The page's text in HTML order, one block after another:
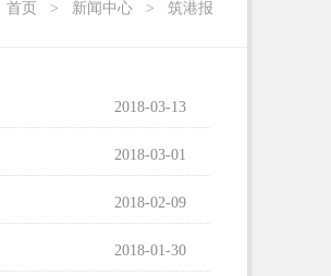
首页 > 新闻中心 > 筑港报
2018-03-13
2018-03-01
2018-02-09
2018-01-30